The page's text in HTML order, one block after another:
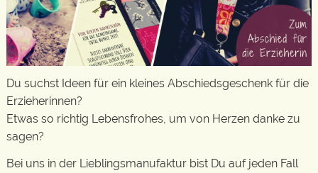
Du suchst Ideen für ein kleines Abschiedsgeschenk für die
Erzieherinnen?
Etwas so richtig Lebensfrohes, um von Herzen danke zu
sagen?
Bei uns in der Lieblingsmanufaktur bist Du auf jeden Fall